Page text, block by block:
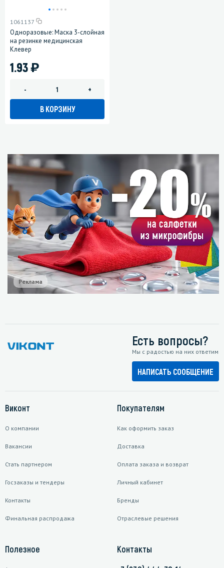
1061137
Одноразовые: Маска 3-слойная
на резинке медицинская
Клевер
1.93)
- +
В КОРЗИНУ
Реклама
Есть вопросы?
Мы с радостью на них ответим
НАПИСАТЬ СООБЩЕНИЕ
Виконт
О компании
Вакансии
Стать партнером
Госзаказы и тендеры
Контакты
Финальная распродажа
Покупателям
Как оформить заказ
Доставка
Оплата заказа и возврат
Личный кабинет
Бренды
Отраслевые решения
Полезное
Контакты